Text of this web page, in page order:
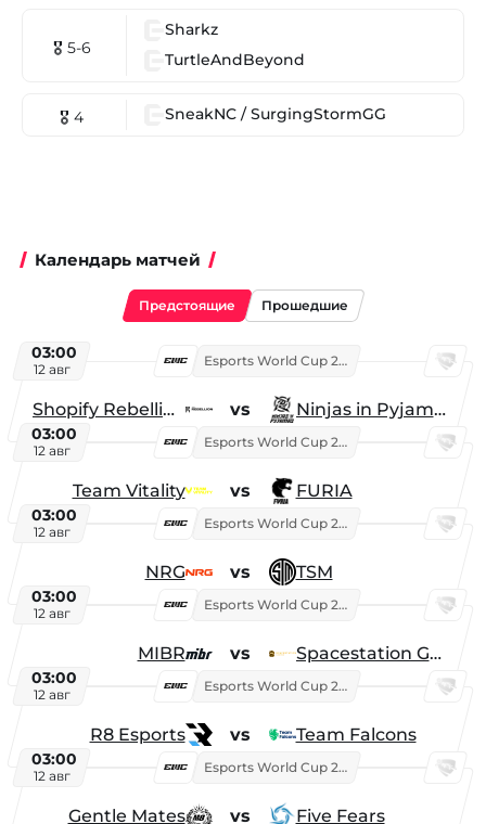
🎖 5-6
Sharkz
TurtleAndBeyond
🎖 4 SneakNC / SurgingStormGG
Календарь матчей
Предстоящие Прошедшие
03:00
12 авг
Esports World Cup 2026
Shopify Rebellion vs Ninjas in Pyjamas
03:00
12 авг
Esports World Cup 2026
Team Vitality vs FURIA
03:00
12 авг
Esports World Cup 2026
NRG vs TSM
03:00
12 авг
Esports World Cup 2026
MIBR vs Spacestation Gaming
03:00
12 авг
Esports World Cup 2026
R8 Esports vs Team Falcons
03:00
12 авг
Esports World Cup 2026
Gentle Mates vs Five Fears